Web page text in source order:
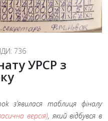
736
УРСР з
з’явилася таблиця фіналу
версія), який відбувся в